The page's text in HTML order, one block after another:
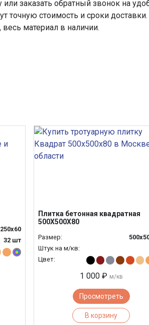
заказать обратный звонок на
стоимость и сроки доставки.
материал в наличии.
32 шт
Плитка бетонная квадратная
500Х500Х80
Размер:
Штук на м/кв:
Цвет:
1 000 ₽ м/кв
Просмотреть
В корзину